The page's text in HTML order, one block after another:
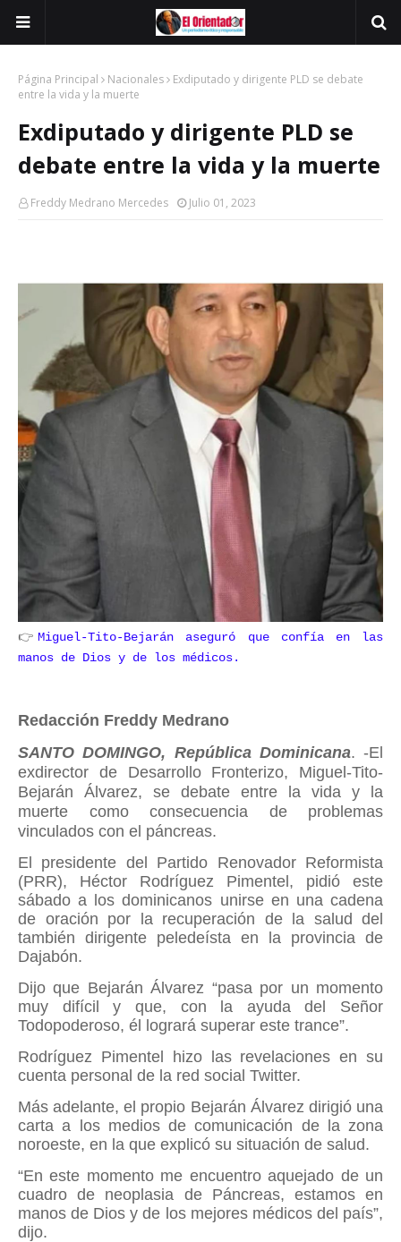
Página Principal Nacionales
Exdiputado y dirigente PLD se debate
entre la vida y la muerte
Exdiputado y dirigente PLD se
debate entre la vida y la muerte
Freddy Medrano Mercedes Julio 01, 2023
👉Miguel-Tito-Bejarán aseguró que confía en las
manos de Dios y de los médicos.
Redacción Freddy Medrano
SANTO DOMINGO, República Dominicana. -El
exdirector de Desarrollo Fronterizo, Miguel-Tito-
Bejarán Álvarez, se debate entre la vida y la
muerte como consecuencia de problemas
vinculados con el páncreas.
El presidente del Partido Renovador Reformista
(PRR), Héctor Rodríguez Pimentel, pidió este
sábado a los dominicanos unirse en una cadena
de oración por la recuperación de la salud del
también dirigente peledeísta en la provincia de
Dajabón.
Dijo que Bejarán Álvarez “pasa por un momento
muy difícil y que, con la ayuda del Señor
Todopoderoso, él logrará superar este trance”.
Rodríguez Pimentel hizo las revelaciones en su
cuenta personal de la red social Twitter.
Más adelante, el propio Bejarán Álvarez dirigió una
carta a los medios de comunicación de la zona
noroeste, en la que explicó su situación de salud.
“En este momento me encuentro aquejado de un
cuadro de neoplasia de Páncreas, estamos en
manos de Dios y de los mejores médicos del país”,
dijo.